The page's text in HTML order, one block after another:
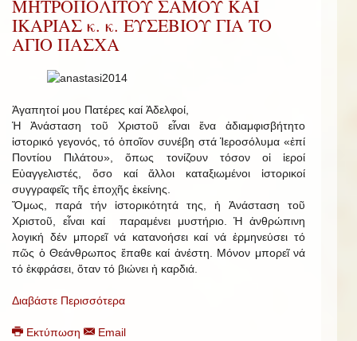
ΜΗΤΡΟΠΟΛΙΤΟΥ ΣΑΜΟΥ ΚΑΙ
ΙΚΑΡΙΑΣ κ. κ. ΕΥΣΕΒΙΟΥ ΓΙΑ ΤΟ
ΑΓΙΟ ΠΑΣΧΑ
Ἀγαπητοί μου Πατέρες καί Ἀδελφοί,
Ἡ Ἀνάσταση τοῦ Χριστοῦ εἶναι ἕνα ἀδιαμφισβήτητο
ἱστορικό γεγονός, τό ὁποῖον συνέβη στά Ἱεροσόλυμα «ἐπί
Ποντίου Πιλάτου», ὅπως τονίζουν τόσον οἱ ἱεροί
Εὐαγγελιστές, ὅσο καί ἄλλοι καταξιωμένοι ἱστορικοί
συγγραφεῖς τῆς ἐποχῆς ἐκείνης.
Ὅμως, παρά τήν ἱστορικότητά της, ἡ Ἀνάσταση τοῦ
Χριστοῦ, εἶναι καί παραμένει μυστήριο. Ἡ ἀνθρώπινη
λογική δέν μπορεῖ νά κατανοήσει καί νά ἑρμηνεύσει τό
πῶς ὁ Θεάνθρωπος ἔπαθε καί ἀνέστη. Μόνον μπορεῖ νά
τό ἐκφράσει, ὅταν τό βιώνει ἡ καρδιά.
Διαβάστε Περισσότερα
Εκτύπωση Email